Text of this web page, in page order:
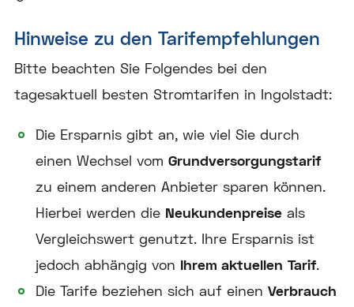
Hinweise zu den Tarifempfehlungen
Bitte beachten Sie Folgendes bei den
tagesaktuell besten Stromtarifen in Ingolstadt:
Die Ersparnis gibt an, wie viel Sie durch
einen Wechsel vom Grundversorgungstarif
zu einem anderen Anbieter sparen können.
Hierbei werden die Neukundenpreise als
Vergleichswert genutzt. Ihre Ersparnis ist
jedoch abhängig von Ihrem aktuellen Tarif.
Die Tarife beziehen sich auf einen Verbrauch